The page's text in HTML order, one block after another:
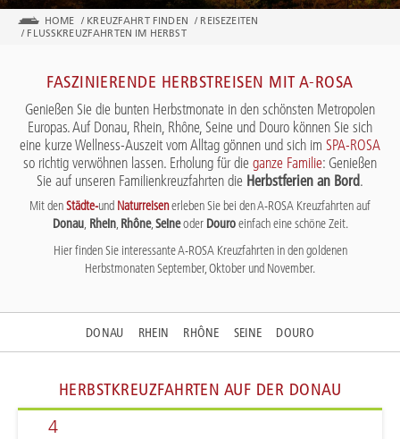
HOME / KREUZFAHRT FINDEN / REISEZEITEN
/ FLUSSKREUZFAHRTEN IM HERBST
FASZINIERENDE HERBSTREISEN MIT A-ROSA
Genießen Sie die bunten Herbstmonate in den schönsten Metropolen
Europas. Auf Donau, Rhein, Rhône, Seine und Douro können Sie sich
eine kurze Wellness-Auszeit vom Alltag gönnen und sich im SPA-ROSA
so richtig verwöhnen lassen. Erholung für die ganze Familie: Genießen
Sie auf unseren Familienkreuzfahrten die Herbstferien an Bord.
Mit denStädte-und Naturreisenerleben Sie bei den A-ROSA Kreuzfahrten auf
Donau, Rhein, Rhône,Seineoder Douroeinfach eine schöne Zeit.
Hier finden Sie interessante A-ROSA Kreuzfahrten in den goldenen
Herbstmonaten September, Oktober und November.
DONAU RHEIN RHÔNE SEINE DOURO
HERBSTKREUZFAHRTEN AUF DER DONAU
4